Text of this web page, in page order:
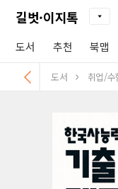
길벗·이지톡
도서 추천 북맵
도서 취업/수